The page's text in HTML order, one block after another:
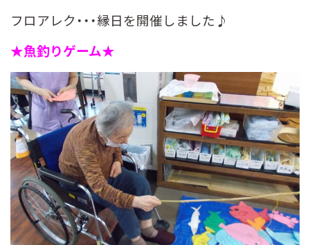
フロアレク・・・縁日を開催しました♪
★魚釣りゲーム★